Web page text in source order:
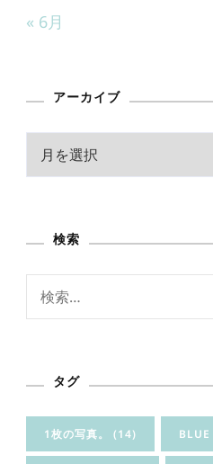
« 6月
アーカイブ
ブ
検索
タグ
1枚の写真。 (14) BLUE